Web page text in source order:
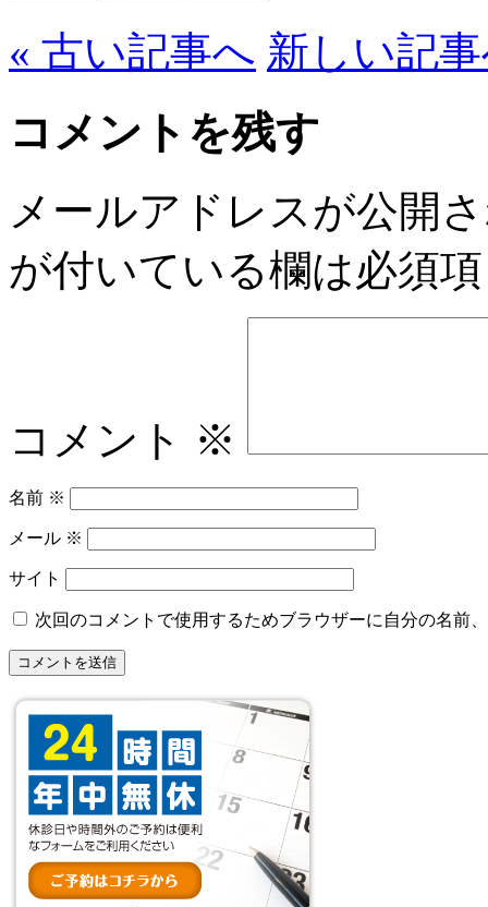
« 古い記事へ 新しい記
コメントを残す
メールアドレスが公開
が付いている欄は必須
コメント ※
名前 ※
メール ※
サイト
次回のコメントで使用するためブラウザーに自分の名前